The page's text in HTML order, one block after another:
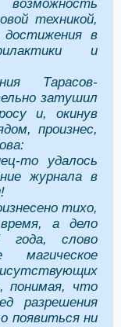
техникой,
достижения в
и
Тарасов-
затушил
и, окинув
произнес,
то удалось
журнала в
тихо,
а дело
года, слово
магическое
понимая, что
разрешения
появиться ни